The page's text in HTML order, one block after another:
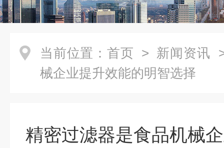
当前位置： 首页 > 新闻资讯
械企业提升效能的明智选择
精密过滤器是食品机械